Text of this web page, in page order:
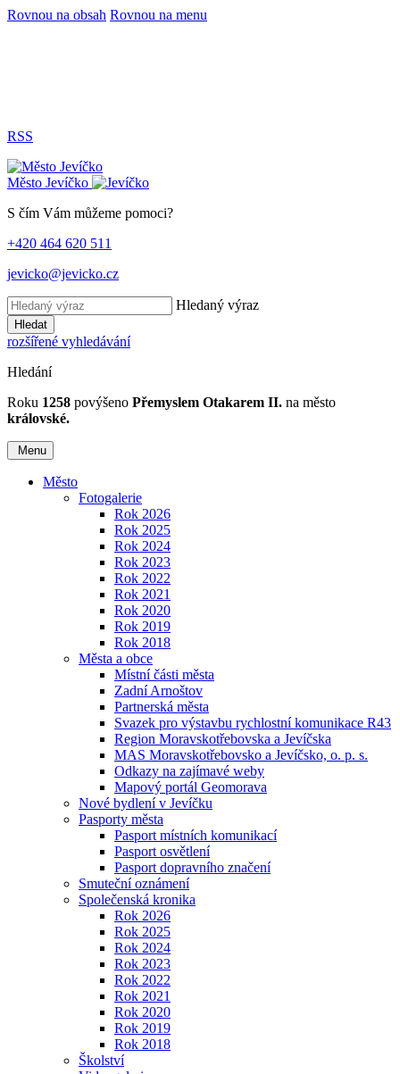
Rovnou na obsah Rovnou na menu
RSS
Město Jevíčko
S čím Vám můžeme pomoci?
+420 464 620 511
jevicko@jevicko.cz
Hledaný výraz
Hledat
rozšířené vyhledávání
Hledání
Roku 1258 povýšeno Přemyslem Otakarem II. na město
královské.
Menu
Město
Fotogalerie
Rok 2026
Rok 2025
Rok 2024
Rok 2023
Rok 2022
Rok 2021
Rok 2020
Rok 2019
Rok 2018
Města a obce
Místní části města
Zadní Arnoštov
Partnerská města
Svazek pro výstavbu rychlostní komunikace R43
Region Moravskotřebovska a Jevíčska
MAS Moravskotřebovsko a Jevíčsko, o. p. s.
Odkazy na zajímavé weby
Mapový portál Geomorava
Nové bydlení v Jevíčku
Pasporty města
Pasport místních komunikací
Pasport osvětlení
Pasport dopravního značení
Smuteční oznámení
Společenská kronika
Rok 2026
Rok 2025
Rok 2024
Rok 2023
Rok 2022
Rok 2021
Rok 2020
Rok 2019
Rok 2018
Školství